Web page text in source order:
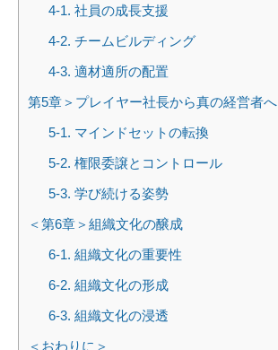
4-1. 社員の成長支援
4-2. チームビルディング
4-3. 適材適所の配置
第5章＞プレイヤー社長から真の経営者へ
5-1. マインドセットの転換
5-2. 権限委譲とコントロール
5-3. 学び続ける姿勢
＜第6章＞組織文化の醸成
6-1. 組織文化の重要性
6-2. 組織文化の形成
6-3. 組織文化の浸透
＜おわりに＞